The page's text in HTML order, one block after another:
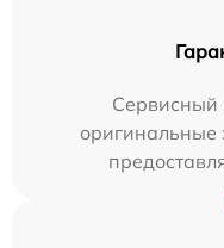
Сервисный
оригинальные